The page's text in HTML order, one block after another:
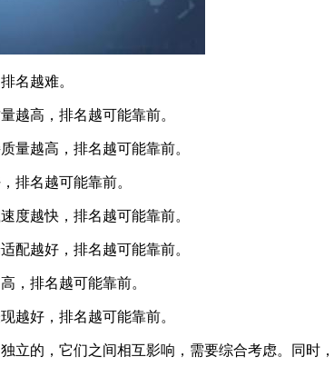
名越难。
越高，排名越可能靠前。
量越高，排名越可能靠前。
排名越可能靠前。
度越快，排名越可能靠前。
配越好，排名越可能靠前。
，排名越可能靠前。
越好，排名越可能靠前。
立的，它们之间相互影响，需要综合考虑。同时，